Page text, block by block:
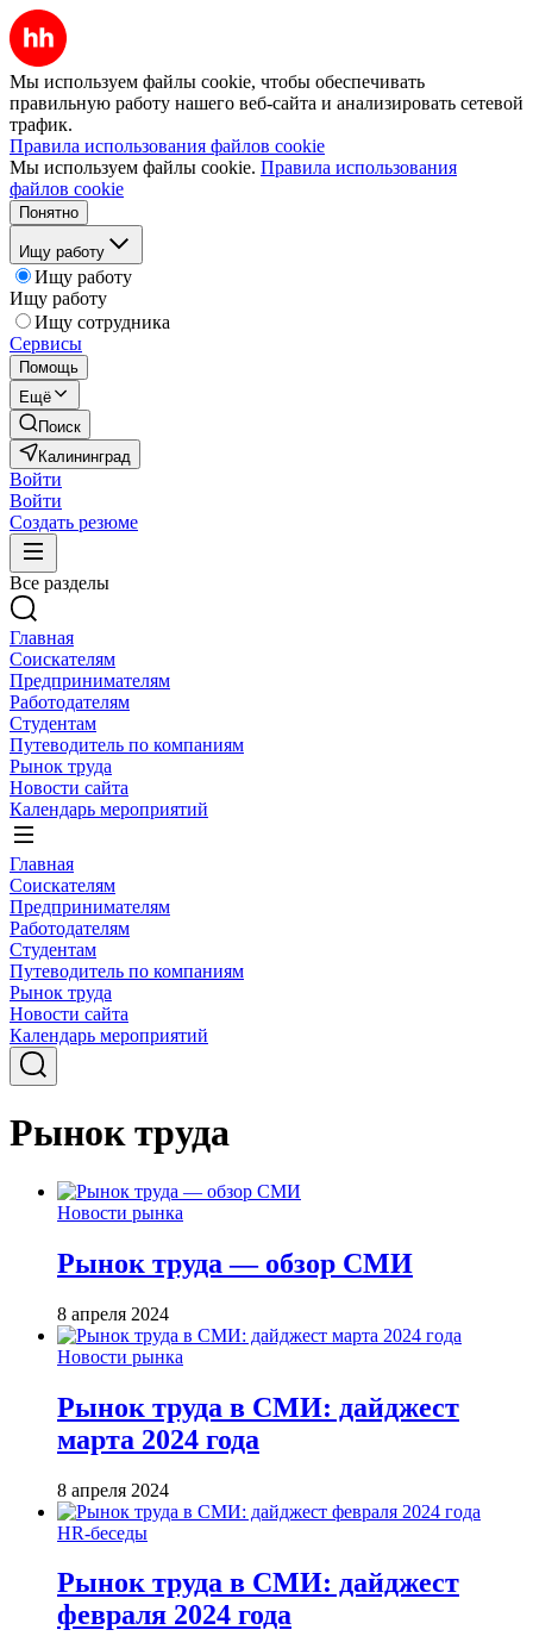
Мы используем файлы cookie, чтобы обеспечивать
правильную работу нашего веб-сайта и анализировать сетевой
трафик.
Правила использования файлов cookie
Мы используем файлы cookie. Правила использования
файлов cookie
Понятно
Ищу работу
Ищу работу
Ищу работу
Ищу сотрудника
Сервисы
Помощь
Ещё
Поиск
Калининград
Войти
Войти
Создать резюме
Все разделы
Главная
Соискателям
Предпринимателям
Работодателям
Студентам
Путеводитель по компаниям
Рынок труда
Новости сайта
Календарь мероприятий
Главная
Соискателям
Предпринимателям
Работодателям
Студентам
Путеводитель по компаниям
Рынок труда
Новости сайта
Календарь мероприятий
Рынок труда
Новости рынка
Рынок труда — обзор СМИ
8 апреля 2024
Новости рынка
Рынок труда в СМИ: дайджест
марта 2024 года
8 апреля 2024
HR-беседы
Рынок труда в СМИ: дайджест
февраля 2024 года